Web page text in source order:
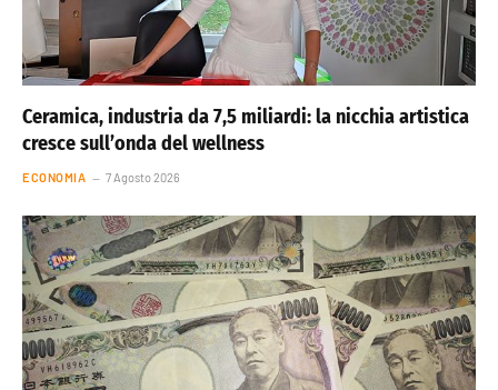
Ceramica, industria da 7,5 miliardi: la nicchia artistica
cresce sull’onda del wellness
ECONOMIA 7 Agosto 2026